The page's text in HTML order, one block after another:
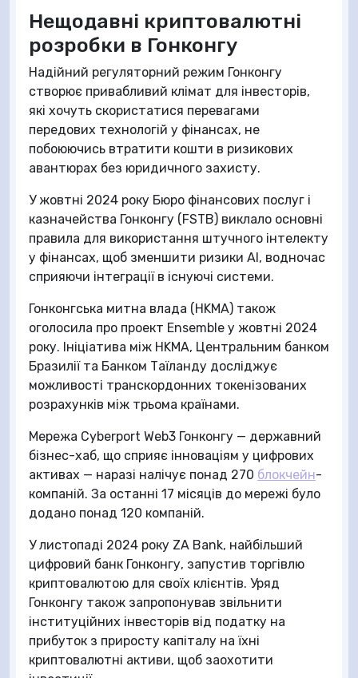
Нещодавні криптовалютні
розробки в Гонконгу
Надійний регуляторний режим Гонконгу
створює привабливий клімат для інвесторів,
які хочуть скористатися перевагами
передових технологій у фінансах, не
побоюючись втратити кошти в ризикових
авантюрах без юридичного захисту.
У жовтні 2024 року Бюро фінансових послуг і
казначейства Гонконгу (FSTB) виклало основні
правила для використання штучного інтелекту
у фінансах, щоб зменшити ризики AI, водночас
сприяючи інтеграції в існуючі системи.
Гонконгська митна влада (HKMA) також
оголосила про проект Ensemble у жовтні 2024
року. Ініціатива між HKMA, Центральним банком
Бразилії та Банком Таїланду досліджує
можливості транскордонних токенізованих
розрахунків між трьома країнами.
Мережа Cyberport Web3 Гонконгу — державний
бізнес-хаб, що сприяє інноваціям у цифрових
активах — наразі налічує понад 270 блокчейн-
компаній. За останні 17 місяців до мережі було
додано понад 120 компаній.
У листопаді 2024 року ZA Bank, найбільший
цифровий банк Гонконгу, запустив торгівлю
криптовалютою для своїх клієнтів. Уряд
Гонконгу також запропонував звільнити
інституційних інвесторів від податку на
прибуток з приросту капіталу на їхні
криптовалютні активи, щоб заохотити